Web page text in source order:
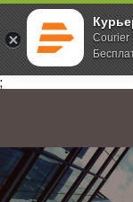
Courier
;
Главная О